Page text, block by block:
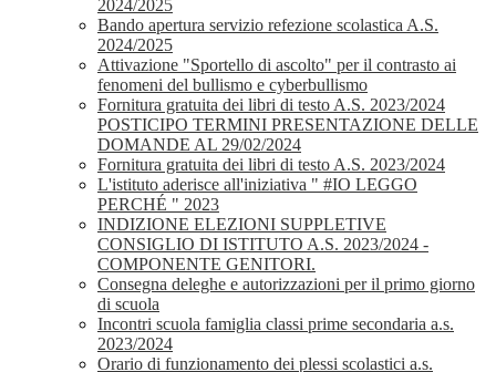
2024/2025
Bando apertura servizio refezione scolastica A.S.
2024/2025
Attivazione "Sportello di ascolto" per il contrasto ai
fenomeni del bullismo e cyberbullismo
Fornitura gratuita dei libri di testo A.S. 2023/2024
POSTICIPO TERMINI PRESENTAZIONE DELLE
DOMANDE AL 29/02/2024
Fornitura gratuita dei libri di testo A.S. 2023/2024
L'istituto aderisce all'iniziativa " #IO LEGGO
PERCHÉ " 2023
INDIZIONE ELEZIONI SUPPLETIVE
CONSIGLIO DI ISTITUTO A.S. 2023/2024 -
COMPONENTE GENITORI.
Consegna deleghe e autorizzazioni per il primo giorno
di scuola
Incontri scuola famiglia classi prime secondaria a.s.
2023/2024
Orario di funzionamento dei plessi scolastici a.s.